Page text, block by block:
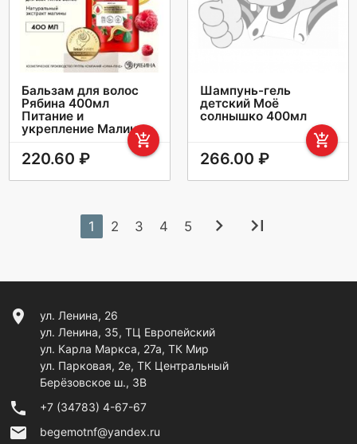
Бальзам для волос
Рябина 400мл
Питание и
укрепление Малина
add_shopping_cart
220.60 ₽
Шампунь-гель
детский Моё
солнышко 400мл
add_shopping_cart
266.00 ₽
1 2 3 4 5 chevron_right last_page
location_on
ул. Ленина, 26
ул. Ленина, 35, ТЦ Европейский
ул. Карла Маркса, 27а, ТК Мир
ул. Парковая, 2е, ТК Центральный
Берёзовское ш., 3В
phone +7 (34783) 4-67-67
email begemotnf@yandex.ru